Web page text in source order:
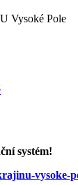
Vysoké Pole
systém!
vysoke-